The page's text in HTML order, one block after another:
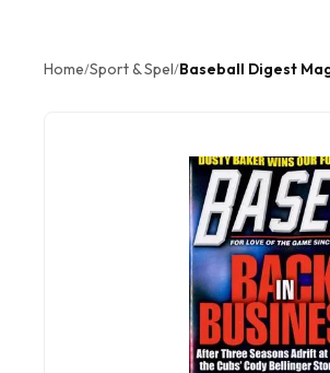
Home/Sport & Spel/Baseball Digest